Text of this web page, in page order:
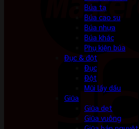
Búa tạ
Búa cao su
Búa nhựa
Búa khác
Phụ kiện búa
Đục & đột
Đục
Đột
Mũi lấy dấu
Giũa
Giũa dẹt
Giũa vuông